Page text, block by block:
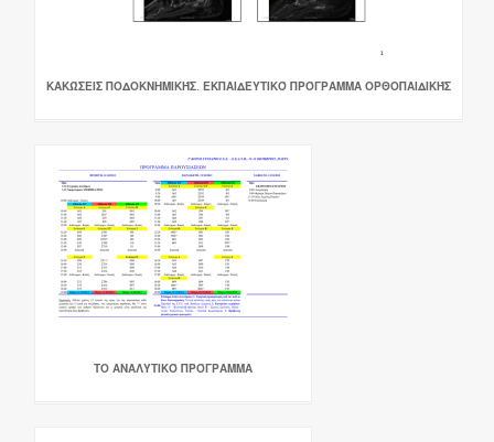
ΚΑΚΏΣΕΙΣ ΠΟΔΟΚΝΗΜΙΚΉΣ. ΕΚΠΑΙΔΕΥΤΙΚΌ ΠΡΌΓΡΑΜΜΑ ΟΡΘΟΠΑΙΔΙΚΉΣ
ΤΟ ΑΝΑΛΥΤΙΚΌ ΠΡΌΓΡΑΜΜΑ